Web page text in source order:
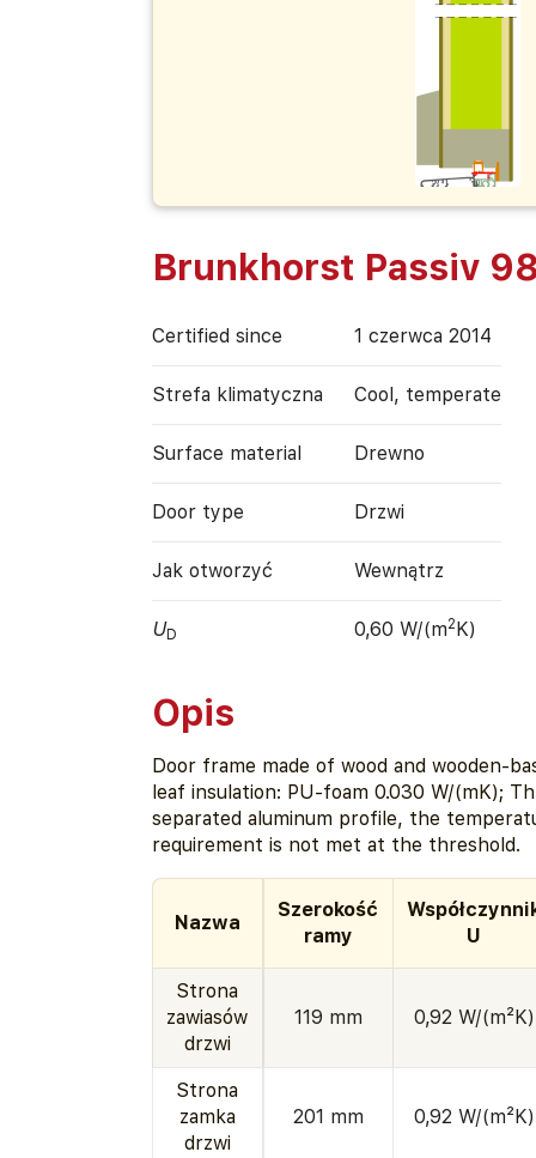
Brunkhorst Passiv
Certified since 1 czerwca 2014
Strefa klimatyczna Cool, temperate
Surface material Drewno
Door type Drzwi
Jak otworzyć Wewnątrz
UD 0,60 W/(m2K)
Opis
Door frame made of wood and wooden-
leaf insulation: PU-foam 0.030 W/(mK);
separated aluminum profile, the
requirement is not met at the threshold.
Nazwa
Szerokość
ramy
U
Strona
zawiasów
drzwi
119 mm 0,92 W/(m²K)
Strona
zamka
drzwi
201 mm 0,92 W/(m²K)